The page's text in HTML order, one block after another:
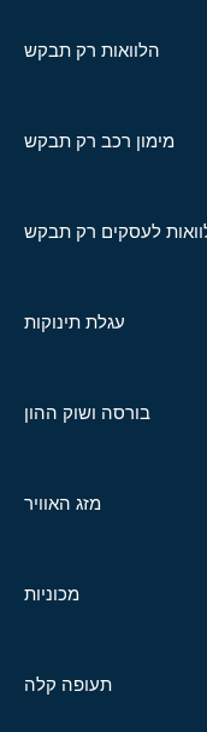
הלוואות רק תבקש
מימון רכב רק תבקש
לעסקים רק תבקש
עגלת תינוקות
בורסה ושוק ההון
מזג האוויר
מכוניות
תעופה קלה